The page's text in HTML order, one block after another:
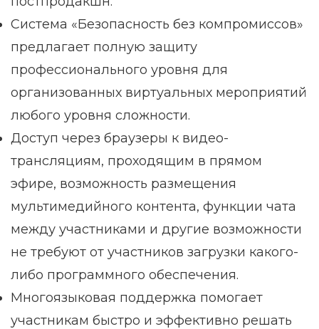
Система «Безопасность без компромиссов»
предлагает полную защиту
профессионального уровня для
организованных виртуальных мероприятий
любого уровня сложности.
Доступ через браузеры к видео-
трансляциям, проходящим в прямом
эфире, возможность размещения
мультимедийного контента, функции чата
между участниками и другие возможности
не требуют от участников загрузки какого-
либо программного обеспечения.
Многоязыковая поддержка помогает
участникам быстро и эффективно решать